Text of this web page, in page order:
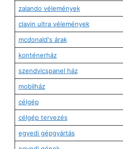
zalando vélemények
clavin ultra vélemények
mcdonald's árak
konténerház
szendvicspanel ház
mobilház
célgép
célgép tervezés
egyedi gépgyártás